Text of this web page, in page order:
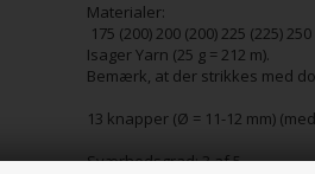
Materialer:
175 (200) 200 (200) 225 (225)
Isager Yarn (25 g = 212 m).
Bemærk, at der strikkes med
13 knapper (Ø = 11-12 mm)
Sværhedsgrad: 3 af 5